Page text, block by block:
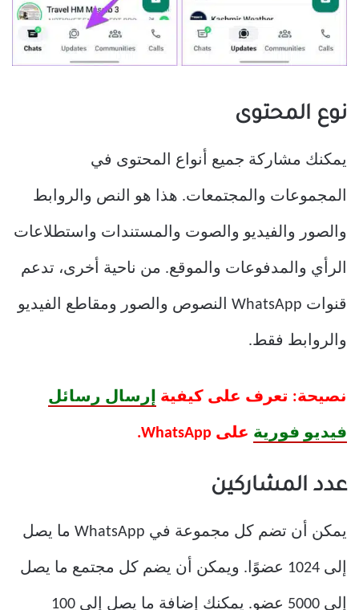
نوع المحتوى
يمكنك مشاركة جميع أنواع المحتوى في
المجموعات والمجتمعات. هذا هو النص والروابط
والصور والفيديو والصوت والمستندات واستطلاعات
الرأي والمدفوعات والموقع. من ناحية أخرى، تدعم
قنوات WhatsApp النصوص والصور ومقاطع الفيديو
والروابط فقط.
نصيحة: تعرف على كيفية إرسال رسائل
فيديو فورية على WhatsApp.
عدد المشاركين
يمكن أن تضم كل مجموعة في WhatsApp ما يصل
إلى 1024 عضوًا. ويمكن أن يضم كل مجتمع ما يصل
إلى 5000 عضو. يمكنك إضافة ما يصل إلى 100